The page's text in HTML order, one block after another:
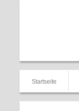
Startseite